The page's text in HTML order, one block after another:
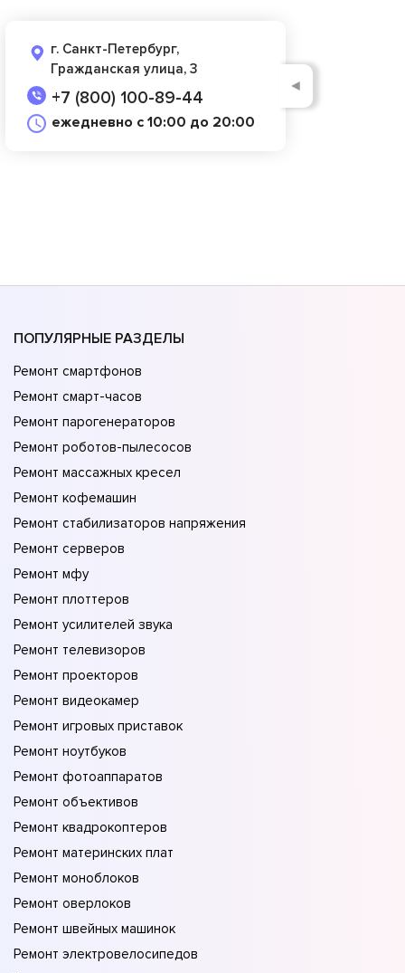
г. Санкт-Петербург,
Гражданская улица, 3
+7 (800) 100-89-44
ежедневно с 10:00 до 20:00
◄
ПОПУЛЯРНЫЕ РАЗДЕЛЫ
Ремонт смартфонов
Ремонт смарт-часов
Ремонт парогенераторов
Ремонт роботов-пылесосов
Ремонт массажных кресел
Ремонт кофемашин
Ремонт стабилизаторов напряжения
Ремонт серверов
Ремонт мфу
Ремонт плоттеров
Ремонт усилителей звука
Ремонт телевизоров
Ремонт проекторов
Ремонт видеокамер
Ремонт игровых приставок
Ремонт ноутбуков
Ремонт фотоаппаратов
Ремонт объективов
Ремонт квадрокоптеров
Ремонт материнских плат
Ремонт моноблоков
Ремонт оверлоков
Ремонт швейных машинок
Ремонт электровелосипедов